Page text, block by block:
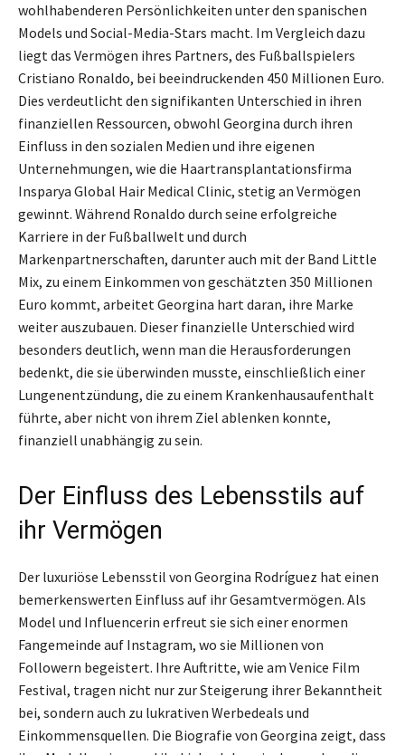
wohlhabenderen Persönlichkeiten unter den spanischen
Models und Social-Media-Stars macht. Im Vergleich dazu
liegt das Vermögen ihres Partners, des Fußballspielers
Cristiano Ronaldo, bei beeindruckenden 450 Millionen Euro.
Dies verdeutlicht den signifikanten Unterschied in ihren
finanziellen Ressourcen, obwohl Georgina durch ihren
Einfluss in den sozialen Medien und ihre eigenen
Unternehmungen, wie die Haartransplantationsfirma
Insparya Global Hair Medical Clinic, stetig an Vermögen
gewinnt. Während Ronaldo durch seine erfolgreiche
Karriere in der Fußballwelt und durch
Markenpartnerschaften, darunter auch mit der Band Little
Mix, zu einem Einkommen von geschätzten 350 Millionen
Euro kommt, arbeitet Georgina hart daran, ihre Marke
weiter auszubauen. Dieser finanzielle Unterschied wird
besonders deutlich, wenn man die Herausforderungen
bedenkt, die sie überwinden musste, einschließlich einer
Lungenentzündung, die zu einem Krankenhausaufenthalt
führte, aber nicht von ihrem Ziel ablenken konnte,
finanziell unabhängig zu sein.
Der Einfluss des Lebensstils auf
ihr Vermögen
Der luxuriöse Lebensstil von Georgina Rodríguez hat einen
bemerkenswerten Einfluss auf ihr Gesamtvermögen. Als
Model und Influencerin erfreut sie sich einer enormen
Fangemeinde auf Instagram, wo sie Millionen von
Followern begeistert. Ihre Auftritte, wie am Venice Film
Festival, tragen nicht nur zur Steigerung ihrer Bekanntheit
bei, sondern auch zu lukrativen Werbedeals und
Einkommensquellen. Die Biografie von Georgina zeigt, dass